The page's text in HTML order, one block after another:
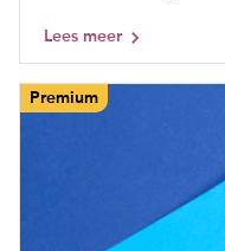
Lees meer
Premium